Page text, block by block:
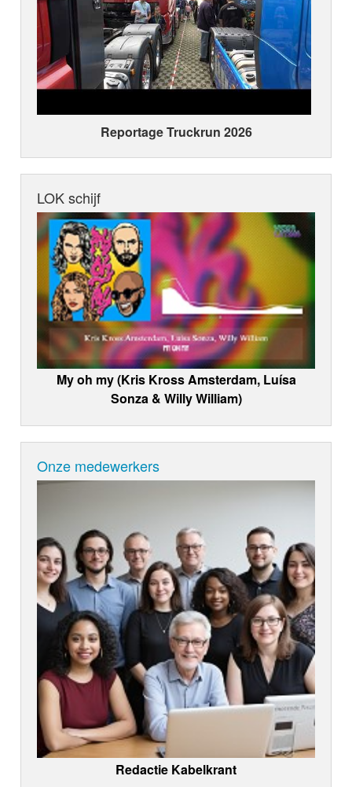
Reportage Truckrun 2026
LOK schijf
My oh my (Kris Kross Amsterdam, Luísa
Sonza & Willy William)
Onze medewerkers
Redactie Kabelkrant